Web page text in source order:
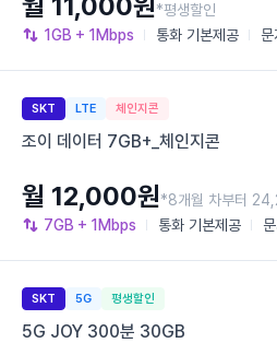
1GB + 1Mbps 통화 기본제공 문
*평생할인
SKT LTE 체인지콘
조이 데이터 7GB+_체인지콘
7GB + 1Mbps 통화 기본제공
월 12,000원*8개월 차부터
SKT 5G 평생할인
5G JOY 300분 30GB